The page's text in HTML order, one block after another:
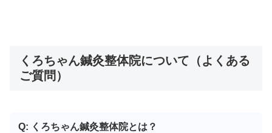
くろちゃん鍼灸整体院について（よくある
ご質問）
Q: くろちゃん鍼灸整体院とは？